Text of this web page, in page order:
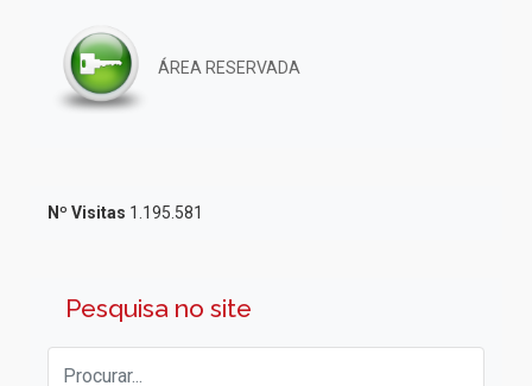
ÁREA RESERVADA
Nº Visitas 1.195.581
Pesquisa no site